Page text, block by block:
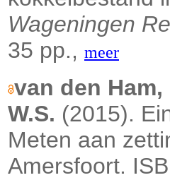
Wageningen
35 pp., meer
van den
W.S. (2015).
Meten aan
Amersfoort.